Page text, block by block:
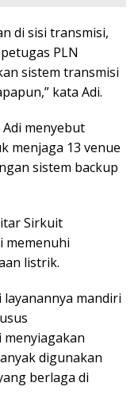
di sisi transmisi,
PLN
sistem transmisi
kata Adi.
menyebut
menjaga 13 venue
sistem backup
Sirkuit
memenuhi
listrik.
layanannya mandiri
digunakan
berlaga di